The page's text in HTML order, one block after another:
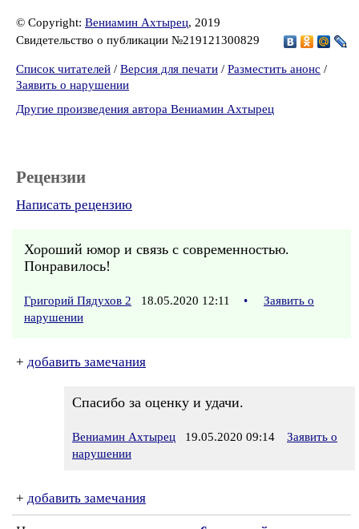
© Copyright: Вениамин Ахтырец, 2019
Свидетельство о публикации №219121300829
Список читателей / Версия для печати / Разместить анонс /
Заявить о нарушении
Другие произведения автора Вениамин Ахтырец
Рецензии
Написать рецензию
Хороший юмор и связь с современностью.
Понравилось!
Григорий Пядухов 2 18.05.2020 12:11 •
Заявить о
нарушении
+ добавить замечания
Спасибо за оценку и удачи.
Вениамин Ахтырец 19.05.2020 09:14
Заявить о
нарушении
+ добавить замечания